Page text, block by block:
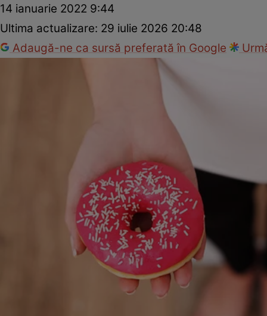
14 ianuarie 2022 9:44
Ultima actualizare: 29 iulie 2026 20:48
Adaugă-ne ca sursă preferată în Google